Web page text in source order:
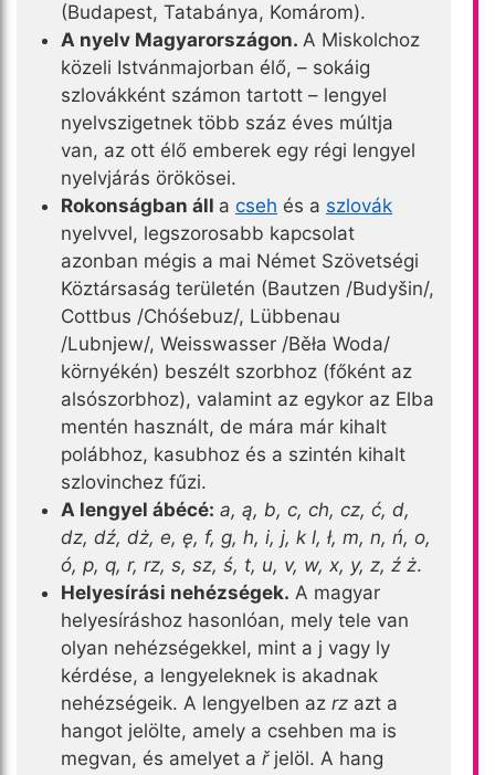
(Budapest, Tatabánya, Komárom).
A nyelv Magyarországon. A Miskolchoz
közeli Istvánmajorban élő, – sokáig
szlovákként számon tartott – lengyel
nyelvszigetnek több száz éves múltja
van, az ott élő emberek egy régi lengyel
nyelvjárás örökösei.
Rokonságban áll a cseh és a szlovák
nyelvvel, legszorosabb kapcsolat
azonban mégis a mai Német Szövetségi
Köztársaság területén (Bautzen /Budyšin/,
Cottbus /Chóśebuz/, Lübbenau
/Lubnjew/, Weisswasser /Běła Woda/
környékén) beszélt szorbhoz (főként az
alsószorbhoz), valamint az egykor az Elba
mentén használt, de mára már kihalt
polábhoz, kasubhoz és a szintén kihalt
szlovinchez fűzi.
A lengyel ábécé: a, ą, b, c, ch, cz, ć, d,
dz, dź, dż, e, ę, f, g, h, i, j, k l, ł, m, n, ń, o,
ó, p, q, r, rz, s, sz, ś, t, u, v, w, x, y, z, ź ż.
Helyesírási nehézségek. A magyar
helyesíráshoz hasonlóan, mely tele van
olyan nehézségekkel, mint a j vagy ly
kérdése, a lengyeleknek is akadnak
nehézségeik. A lengyelben az rz azt a
hangot jelölte, amely a csehben ma is
megvan, és amelyet a ř jelöl. A hang